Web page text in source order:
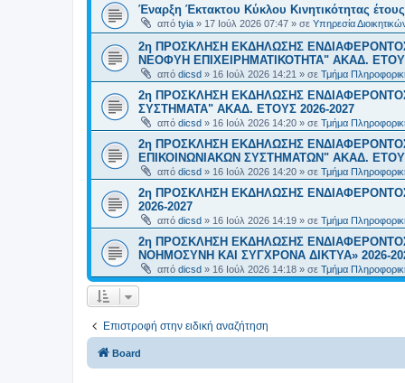
Έναρξη Έκτακτου Κύκλου Κινητικότητας
από tyia » 17 Ιούλ 2026 07:47 » σε Υπηρεσία
2η ΠΡΟΣΚΛΗΣΗ ΕΚΔΗΛΩΣΗΣ
ΝΕΟΦΥΗ ΕΠΙΧΕΙΡΗΜΑΤΙΚΟΤΗΤΑ" ΑΚΑΔ.
από dicsd » 16 Ιούλ 2026 14:21 » σε Τμήμα
2η ΠΡΟΣΚΛΗΣΗ ΕΚΔΗΛΩΣΗΣ
ΣΥΣΤΗΜΑΤΑ" ΑΚΑΔ. ΕΤΟΥΣ 2026-2027
από dicsd » 16 Ιούλ 2026 14:20 » σε Τμήμα
2η ΠΡΟΣΚΛΗΣΗ ΕΚΔΗΛΩΣΗΣ
ΕΠΙΚΟΙΝΩΝΙΑΚΩΝ ΣΥΣΤΗΜΑΤΩΝ" ΑΚΑΔ.
από dicsd » 16 Ιούλ 2026 14:20 » σε Τμήμα
2η ΠΡΟΣΚΛΗΣΗ ΕΚΔΗΛΩΣΗΣ
2026-2027
από dicsd » 16 Ιούλ 2026 14:19 » σε Τμήμα
2η ΠΡΟΣΚΛΗΣΗ ΕΚΔΗΛΩΣΗΣ
ΝΟΗΜΟΣΥΝΗ ΚΑΙ ΣΥΓΧΡΟΝΑ ΔΙΚΤΥΑ» 2026-
από dicsd » 16 Ιούλ 2026 14:18 » σε Τμήμα
Επιστροφή στην ειδική αναζήτηση
Board